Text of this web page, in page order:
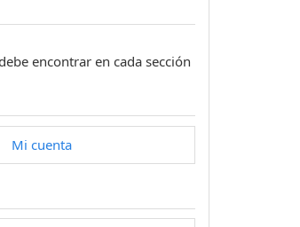
encontrar en cada sección
Mi cuenta